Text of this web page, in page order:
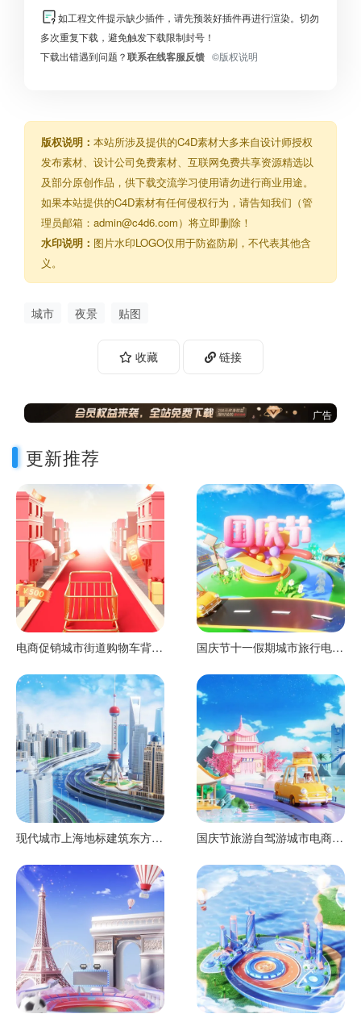
如工程文件提示缺少插件，请先预装好插件再进行渲染。切勿
多次重复下载，避免触发下载限制封号！
下载出错遇到问题？联系在线客服反馈 ©版权说明
版权说明： 本站所涉及提供的C4D素材大多来自设计师授权
发布素材、设计公司免费素材、互联网免费共享资源精选以
及部分原创作品，供下载交流学习使用请勿进行商业用途。
如果本站提供的C4D素材有任何侵权行为，请告知我们（管
理员邮箱：admin@c4d6.com）将立即删除！
水印说明： 图片水印LOGO仅用于防盗防刷，不代表其他含
义。
城市 夜景 贴图
收藏 链接
广告
更新推荐
电商促销城市街道购物车背景
国庆节十一假期城市旅行电商
现代城市上海地标建筑东方明
国庆节旅游自驾游城市电商场